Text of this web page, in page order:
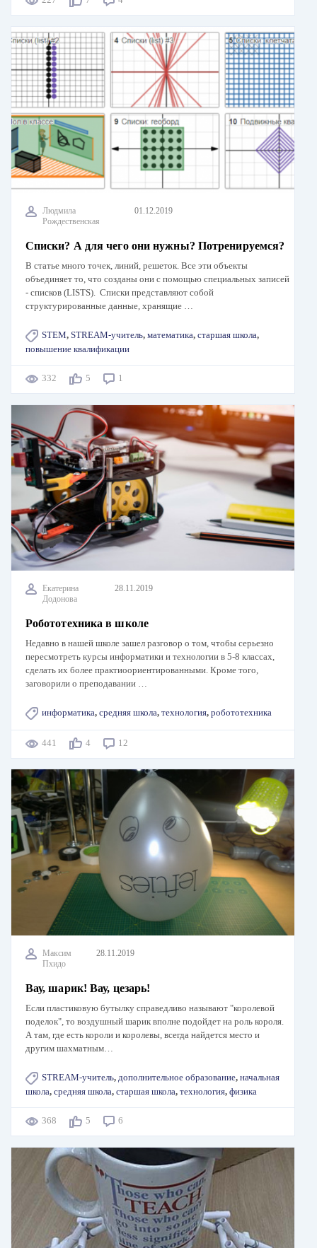
Людмила
Рождественская
01.12.2019
Списки? А для чего они нужны? Потренируемся?
В статье много точек, линий, решеток. Все эти объекты
объединяет то, что созданы они с помощью специальных записей
- списков (LISTS). Списки представляют собой
структурированные данные, хранящие …
STEM, STREAM-учитель, математика, старшая школа,
повышение квалификации
332 5 1
Екатерина
Додонова
28.11.2019
Робототехника в школе
Недавно в нашей школе зашел разговор о том, чтобы серьезно
пересмотреть курсы информатики и технологии в 5-8 классах,
сделать их более практиоориентированными. Кроме того,
заговорили о преподавании …
информатика, средняя школа, технология, робототехника
441 4 12
Максим
Пхидо
28.11.2019
Вау, шарик! Вау, цезарь!
Если пластиковую бутылку справедливо называют "королевой
поделок", то воздушный шарик вполне подойдет на роль короля.
А там, где есть короли и королевы, всегда найдется место и
другим шахматным…
STREAM-учитель, дополнительное образование, начальная
школа, средняя школа, старшая школа, технология, физика
368 5 6